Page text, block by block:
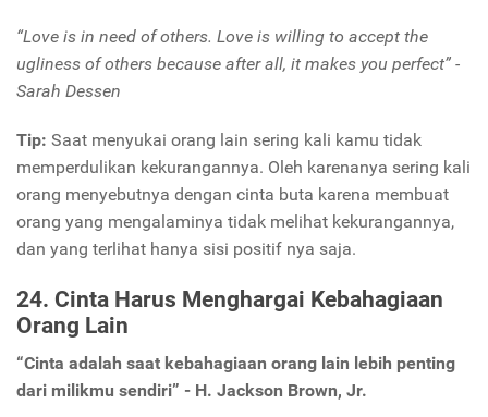
“Love is in need of others. Love is willing to accept the
ugliness of others because after all, it makes you perfect” -
Sarah Dessen
Tip: Saat menyukai orang lain sering kali kamu tidak
memperdulikan kekurangannya. Oleh karenanya sering kali
orang menyebutnya dengan cinta buta karena membuat
orang yang mengalaminya tidak melihat kekurangannya,
dan yang terlihat hanya sisi positif nya saja.
24. Cinta Harus Menghargai Kebahagiaan
Orang Lain
“Cinta adalah saat kebahagiaan orang lain lebih penting
dari milikmu sendiri” - H. Jackson Brown, Jr.